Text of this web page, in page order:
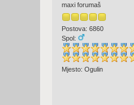
maxi forumaš
Postova: 6860
Spol:
Mjesto: Ogulin